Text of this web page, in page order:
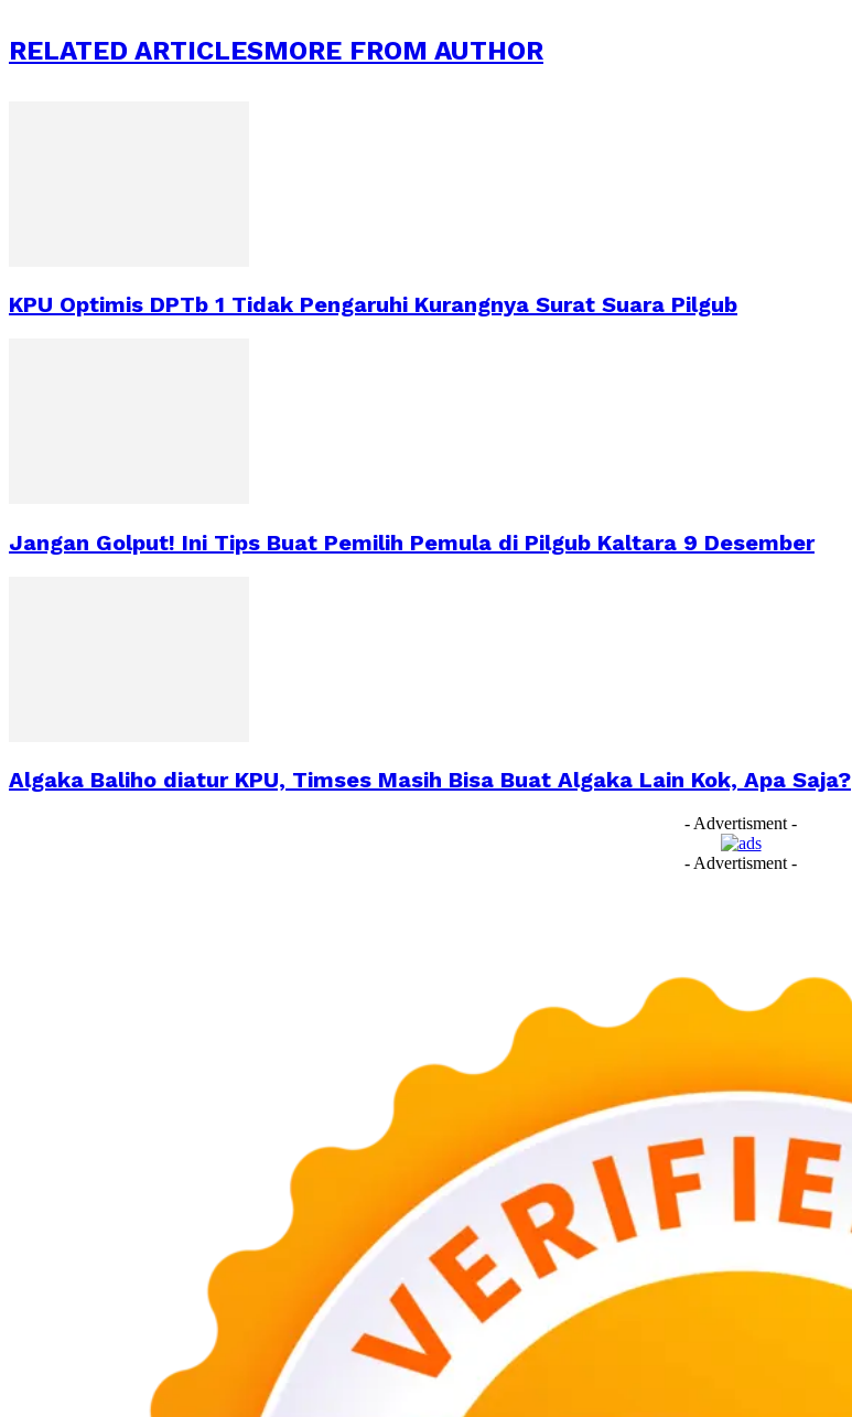
RELATED ARTICLESMORE FROM AUTHOR
KPU Optimis DPTb 1 Tidak Pengaruhi Kurangnya Surat Suara Pilgub
Jangan Golput! Ini Tips Buat Pemilih Pemula di Pilgub Kaltara 9 Desember
Algaka Baliho diatur KPU, Timses Masih Bisa Buat Algaka Lain Kok, Apa Saja?
- Advertisment -
- Advertisment -